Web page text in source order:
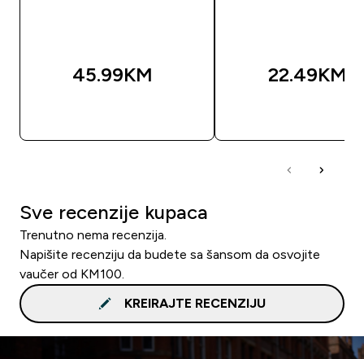
45.99KM‎ 22.49KM‎
Sve recenzije kupaca
Trenutno nema recenzija.
Napišite recenziju da budete sa šansom da osvojite
vaučer od KM100.
KREIRAJTE RECENZIJU